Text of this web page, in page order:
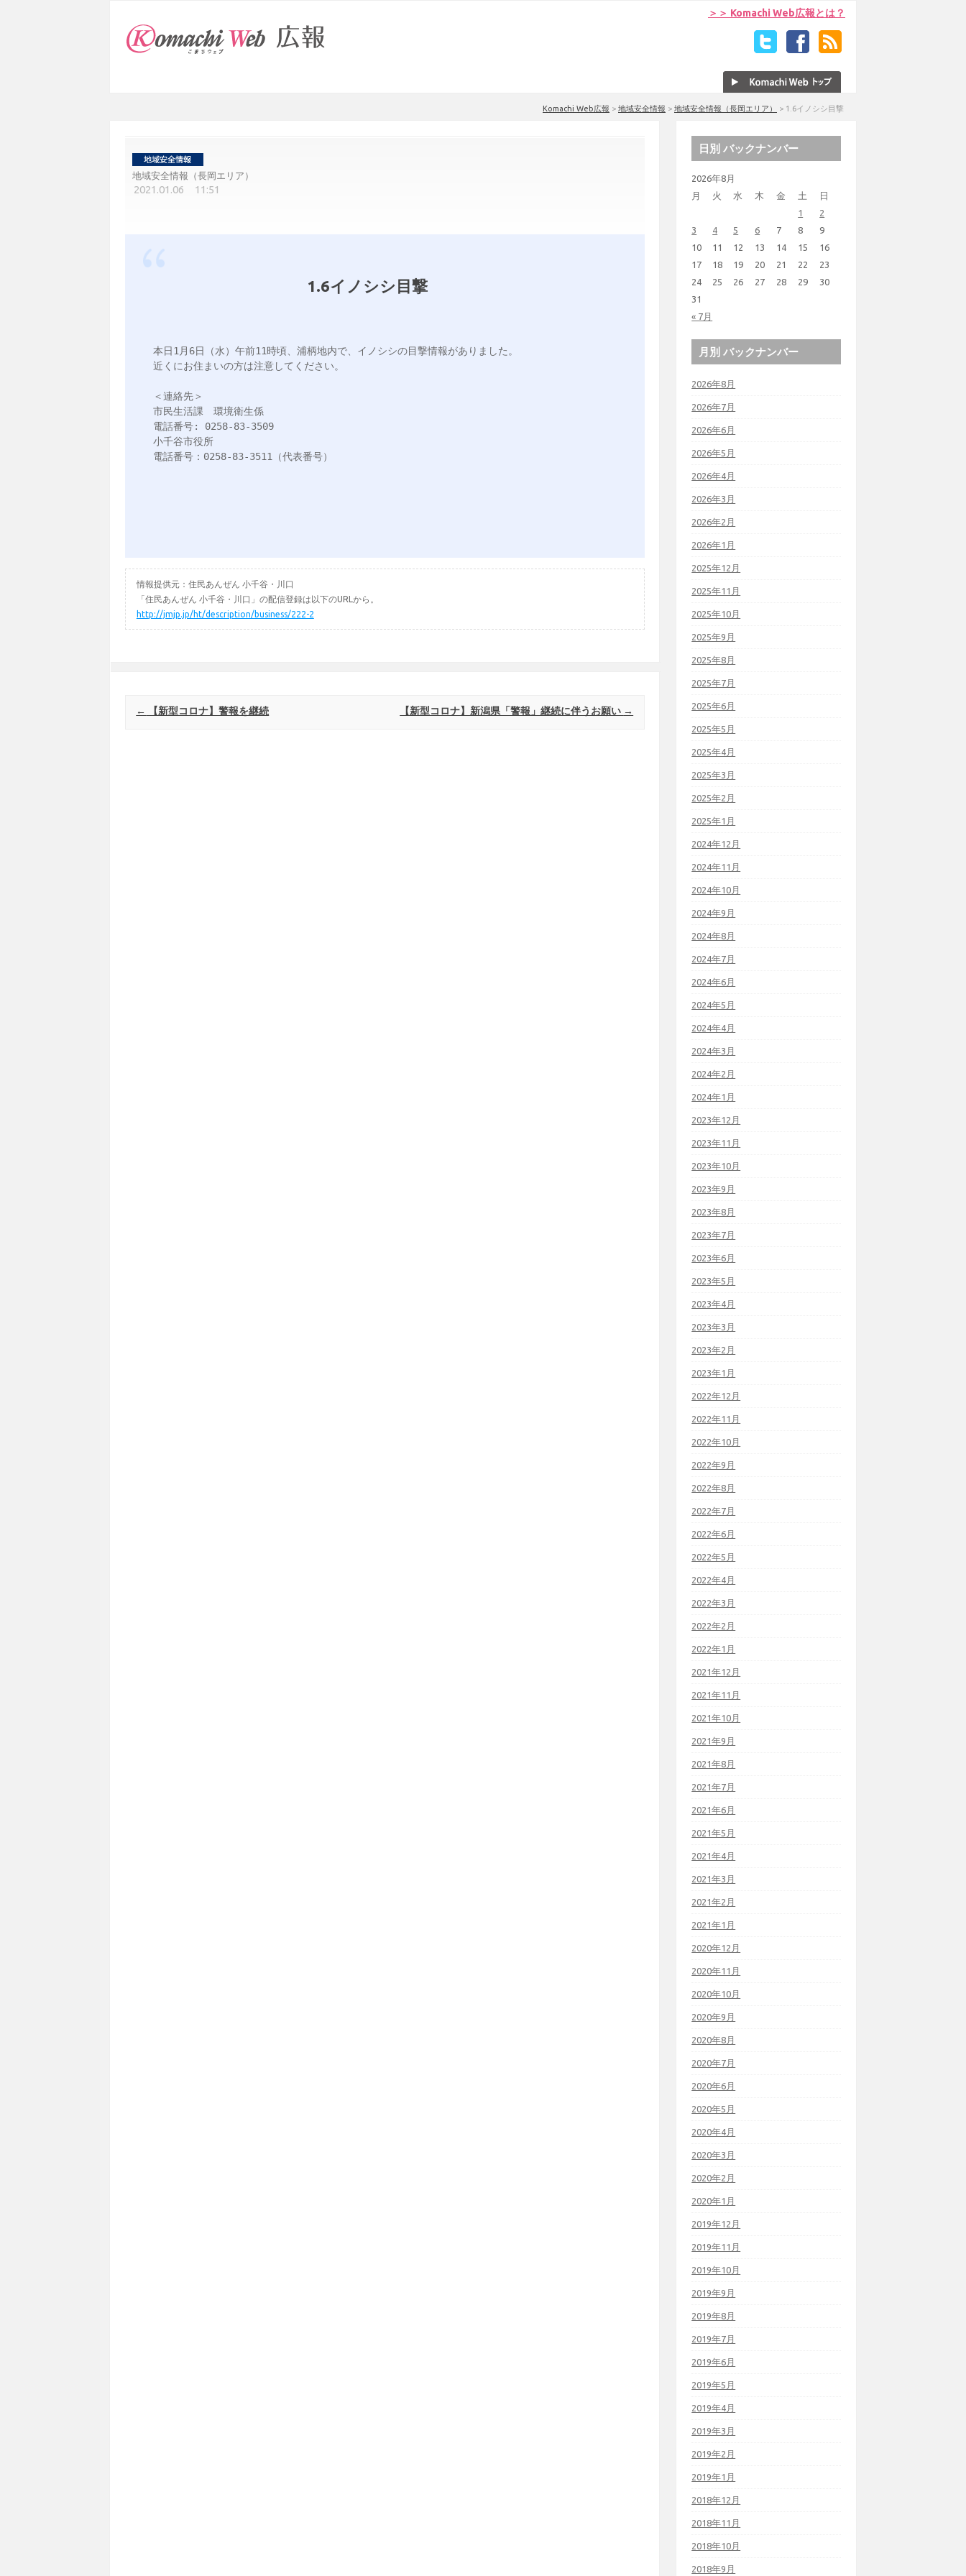
＞＞ Komachi Web広報とは？
Komachi Web広報 > 地域安全情報 > 地域安全情報（長岡エリア） > 1.6イノシシ目撃
地域安全情報（長岡エリア）
2021.01.06 11:51
1.6イノシシ目撃
本日1月6日（水）午前11時頃、浦柄地内で、イノシシの目撃情報がありました。
近くにお住まいの方は注意してください。
＜連絡先＞
市民生活課　環境衛生係
電話番号: 0258-83-3509
小千谷市役所
電話番号：0258-83-3511（代表番号）
情報提供元：住民あんぜん 小千谷・川口
「住民あんぜん 小千谷・川口」の配信登録は以下のURLから。
http://jmjp.jp/ht/description/business/222-2
Post navigation
← 【新型コロナ】警報を継続 【新型コロナ】新潟県「警報」継続に伴うお願い →
日別 バックナンバー
2026年8月
月
火 水 木 金 土 日
« 7月
1
2
3
4 5 6 7 8
9
10
11 12 13 14 15
16
17
18 19 20 21 22
23
24
25 26 27 28 29
30
31
月別 バックナンバー
2026年8月
2026年7月
2026年6月
2026年5月
2026年4月
2026年3月
2026年2月
2026年1月
2025年12月
2025年11月
2025年10月
2025年9月
2025年8月
2025年7月
2025年6月
2025年5月
2025年4月
2025年3月
2025年2月
2025年1月
2024年12月
2024年11月
2024年10月
2024年9月
2024年8月
2024年7月
2024年6月
2024年5月
2024年4月
2024年3月
2024年2月
2024年1月
2023年12月
2023年11月
2023年10月
2023年9月
2023年8月
2023年7月
2023年6月
2023年5月
2023年4月
2023年3月
2023年2月
2023年1月
2022年12月
2022年11月
2022年10月
2022年9月
2022年8月
2022年7月
2022年6月
2022年5月
2022年4月
2022年3月
2022年2月
2022年1月
2021年12月
2021年11月
2021年10月
2021年9月
2021年8月
2021年7月
2021年6月
2021年5月
2021年4月
2021年3月
2021年2月
2021年1月
2020年12月
2020年11月
2020年10月
2020年9月
2020年8月
2020年7月
2020年6月
2020年5月
2020年4月
2020年3月
2020年2月
2020年1月
2019年12月
2019年11月
2019年10月
2019年9月
2019年8月
2019年7月
2019年6月
2019年5月
2019年4月
2019年3月
2019年2月
2019年1月
2018年12月
2018年11月
2018年10月
2018年9月